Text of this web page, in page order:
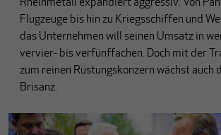
Rheinmetall expandiert aggressiv: Von
Flugzeuge bis hin zu Kriegsschiffen und
das Unternehmen will seinen Umsatz in
vervier- bis verfünffachen. Doch mit der
zum reinen Rüstungskonzern wächst auch
Brisanz.